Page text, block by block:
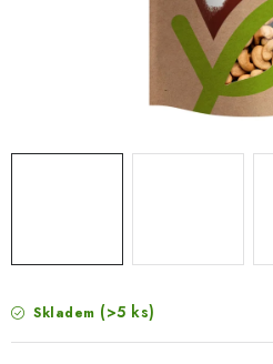
Skladem (>5 ks)